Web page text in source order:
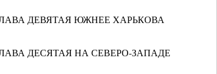
ДЕВЯТАЯ ЮЖНЕЕ ХАРЬКОВА
ДЕСЯТАЯ НА СЕВЕРО-ЗАПАДЕ